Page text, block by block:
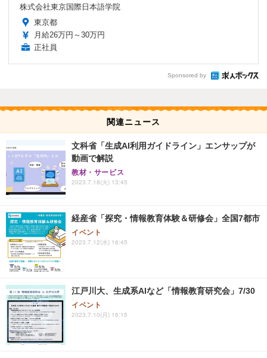
株式会社東京国際日本語学院
東京都
月給26万円～30万円
正社員
Sponsored by
関連ニュース
文科省「生成AI利用ガイドライン」エンサップが
動画で解説
教材・サービス
2023.7.18(火) 13:45
経産省「探究・情報教育体験＆研修会」全国7都市
イベント
2023.7.12(水) 16:45
江戸川大、生成系AIなど「情報教育研究会」7/30
イベント
2023.7.10(月) 16:15